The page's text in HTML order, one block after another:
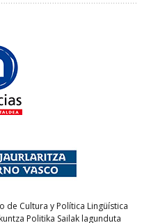
de Cultura y Política Lingüística
Politika Sailak lagunduta